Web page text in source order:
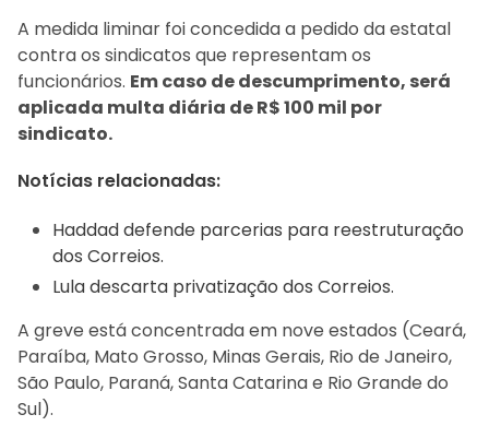
A medida liminar foi concedida a pedido da estatal
contra os sindicatos que representam os
funcionários. Em caso de descumprimento, será
aplicada multa diária de R$ 100 mil por
sindicato.
Notícias relacionadas:
Haddad defende parcerias para reestruturação
dos Correios.
Lula descarta privatização dos Correios.
A greve está concentrada em nove estados (Ceará,
Paraíba, Mato Grosso, Minas Gerais, Rio de Janeiro,
São Paulo, Paraná, Santa Catarina e Rio Grande do
Sul).